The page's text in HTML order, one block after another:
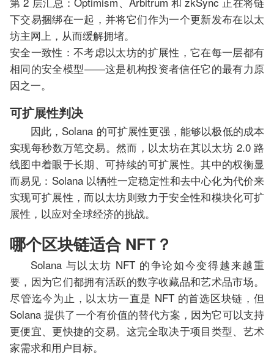
下交易捆绑在一起，并将它们作为一个更新发布在以太
坊主网上，从而缓解拥堵。
安全一致性：不考虑以太坊的扩展性，它在每一层都有
相同的安全模型——这是机构投资者信任它的最有力原
因之一。
可扩展性判决
因此，Solana 的可扩展性更强，能够以极低的成本
实现每秒数万笔交易。然而，以太坊在其以太坊 2.0 路
线图中着眼于长期、可持续的可扩展性。其中的权衡显
而易见：Solana 以牺牲一定稳定性和去中心化为代价来
实现可扩展性，而以太坊则致力于安全性和模块化可扩
展性，以应对全球经济的挑战。
哪个区块链适合 NFT？
Solana 与以太坊 NFT 的争论如今变得越来越重
要，因为它们都拥有活跃的数字收藏品和艺术品市场。
尽管迄今为止，以太坊一直是 NFT 的首选区块链，但
Solana 提供了一个有价值的替代方案，因为它可以支持
更便宜、更快捷的交易。这完全取决于项目类型、艺术
家需求和用户目标。